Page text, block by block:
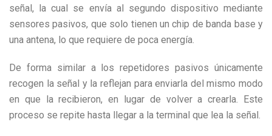
señal, la cual se envía al segundo dispositivo mediante
sensores pasivos, que solo tienen un chip de banda base y
una antena, lo que requiere de poca energía.
De forma similar a los repetidores pasivos únicamente
recogen la señal y la reflejan para enviarla del mismo modo
en que la recibieron, en lugar de volver a crearla. Este
proceso se repite hasta llegar a la terminal que lea la señal.